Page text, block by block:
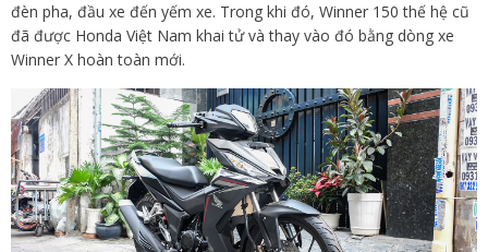
đèn pha, đầu xe đến yếm xe. Trong khi đó, Winner 150 thế hệ cũ
đã được Honda Việt Nam khai tử và thay vào đó bằng dòng xe
Winner X hoàn toàn mới.